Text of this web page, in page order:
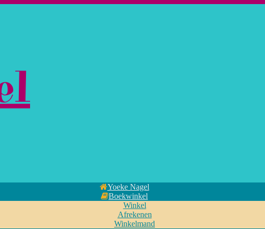
Yoeke Nagel
Boekwinkel
Winkel
Afrekenen
Winkelmand